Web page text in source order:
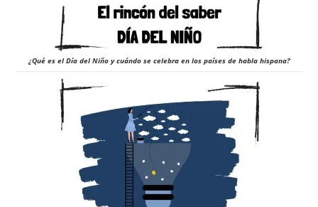
¿Qué es el Día del Niño y cuándo se celebra en los países de habla hispana?